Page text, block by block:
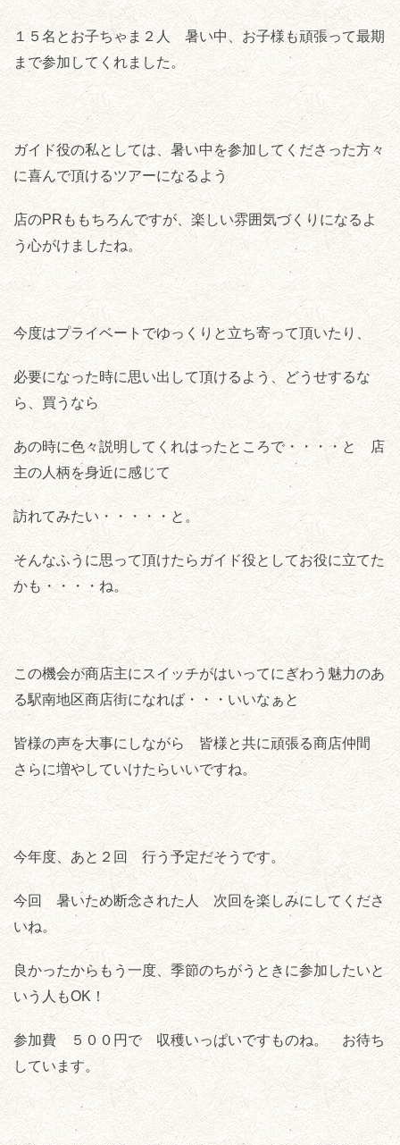
１５名とお子ちゃま２人 暑い中、お子様も頑張って最期
まで参加してくれました。
ガイド役の私としては、暑い中を参加してくださった方々
に喜んで頂けるツアーになるよう
店のPRももちろんですが、楽しい雰囲気づくりになるよ
う心がけましたね。
今度はプライベートでゆっくりと立ち寄って頂いたり、
必要になった時に思い出して頂けるよう、どうせするな
ら、買うなら
あの時に色々説明してくれはったところで・・・・と 店
主の人柄を身近に感じて
訪れてみたい・・・・・と。
そんなふうに思って頂けたらガイド役としてお役に立てた
かも・・・・ね。
この機会が商店主にスイッチがはいってにぎわう魅力のあ
る駅南地区商店街になれば・・・いいなぁと
皆様の声を大事にしながら 皆様と共に頑張る商店仲間
さらに増やしていけたらいいですね。
今年度、あと２回 行う予定だそうです。
今回 暑いため断念された人 次回を楽しみにしてくださ
いね。
良かったからもう一度、季節のちがうときに参加したいと
いう人もOK！
参加費 ５００円で 収穫いっぱいですものね。 お待ち
しています。